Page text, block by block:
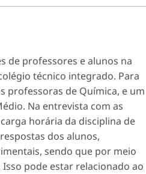
de professores e alunos na
técnico integrado. Para
professoras de Química, e um
Na entrevista com as
horária da disciplina de
dos alunos,
sendo que por meio
pode estar relacionado ao